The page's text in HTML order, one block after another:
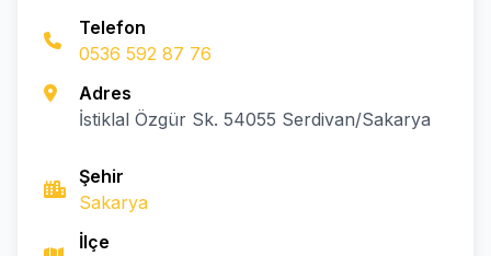
Telefon
0536 592 87 76
Adres
İstiklal Özgür Sk. 54055 Serdivan/Sakarya
Şehir
Sakarya
İlçe